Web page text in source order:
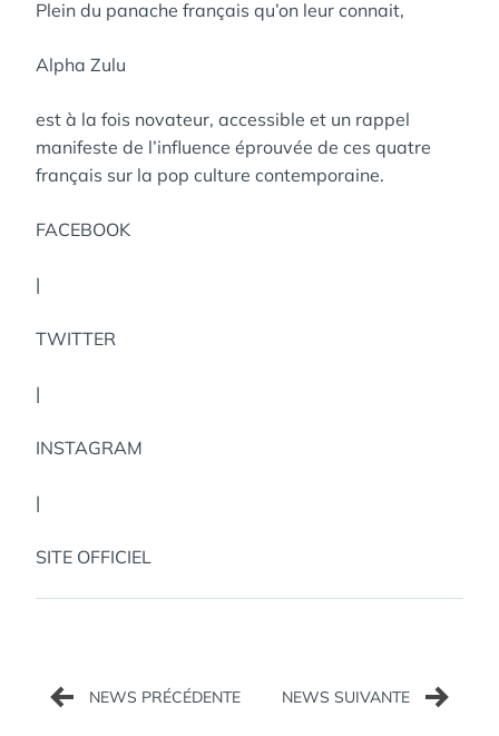
Plein du panache français qu’on leur connait,
Alpha Zulu
est à la fois novateur, accessible et un rappel
manifeste de l’influence éprouvée de ces quatre
français sur la pop culture contemporaine.
FACEBOOK
|
TWITTER
|
INSTAGRAM
|
SITE OFFICIEL
Navigation
de